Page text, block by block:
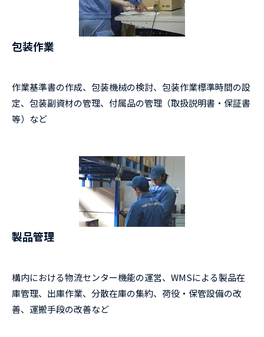
包装作業
作業基準書の作成、包装機械の検討、包装作業標準時間の設
定、包装副資材の管理、付属品の管理（取扱説明書・保証書
等）など
製品管理
構内における物流センター機能の運営、WMSによる製品在
庫管理、出庫作業、分散在庫の集約、荷役・保管設備の改
善、運搬手段の改善など